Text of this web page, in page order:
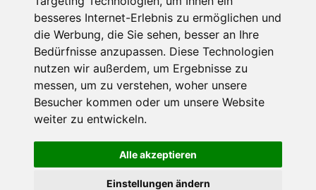
besseres Internet-Erlebnis zu ermöglichen und
die Werbung, die Sie sehen, besser an Ihre
Bedürfnisse anzupassen. Diese Technologien
nutzen wir außerdem, um Ergebnisse zu
messen, um zu verstehen, woher unsere
Besucher kommen oder um unsere Website
weiter zu entwickeln.
Alle akzeptieren
Einstellungen ändern